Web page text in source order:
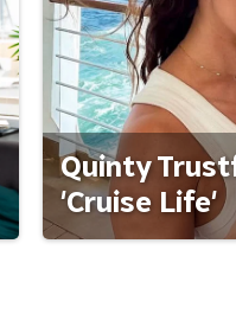
Quinty
'Cruise Life'